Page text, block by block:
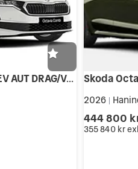
Skoda Octavia 1,5TSI M-HEV AUT DRAG/VÄRMARE KAMPANJPRIS!
2026
444 800
355 840 kr